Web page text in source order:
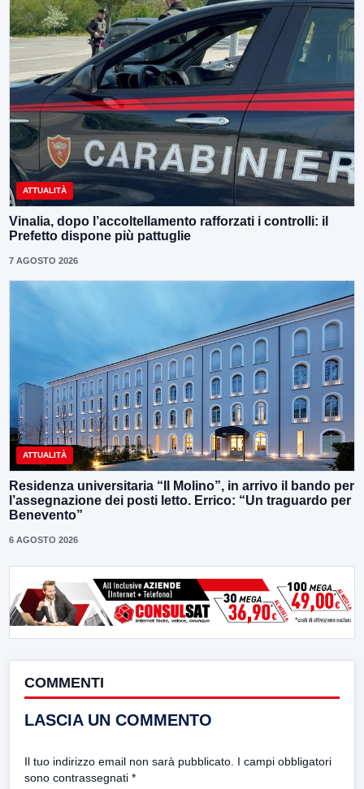
ATTUALITÀ
Vinalia, dopo l’accoltellamento rafforzati i controlli: il
Prefetto dispone più pattuglie
7 AGOSTO 2026
ATTUALITÀ
Residenza universitaria “Il Molino”, in arrivo il bando per
l’assegnazione dei posti letto. Errico: “Un traguardo per
Benevento”
6 AGOSTO 2026
COMMENTI
LASCIA UN COMMENTO
Il tuo indirizzo email non sarà pubblicato. I campi obbligatori
sono contrassegnati *